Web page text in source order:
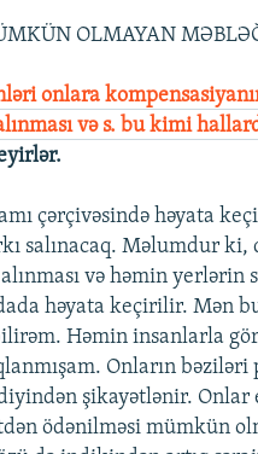
OLMAYAN
onlara
və s. bu kimi
çərçivəsində həyata
salınacaq. Məlumdur
və həmin yerlərin
həyata keçirilir. Mən
Həmin insanlarla
Onların bəziləri
şikayətlənir. Onlar
ödənilməsi mümkün